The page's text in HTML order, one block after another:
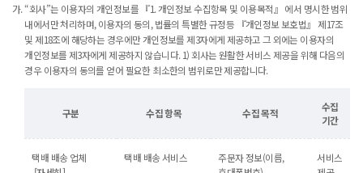
“회사”는 이용자의 개인정보를 『1. 개인정보 수집항목 및 이용목적』 에서 명시한 범위
내에서만 처리하며, 이용자의 동의, 법률의 특별한 규정등 『개인정보 보호법』 제17조
및 제18조에 해당하는 경우에만 개인정보를 제3자에게 제공하고 그 외에는 이용자의
개인정보를 제3자에게 제공하지 않습니다. 1) 회사는 원활한 서비스 제공을 위해 다음의
경우 이용자의 동의를 얻어 필요한 최소한의 범위로만 제공합니다.
구분 수집 항목 수집 목적
수집
기간
택배 배송 업체
택배 배송 서비스
주문자 정보(이름,
서비스